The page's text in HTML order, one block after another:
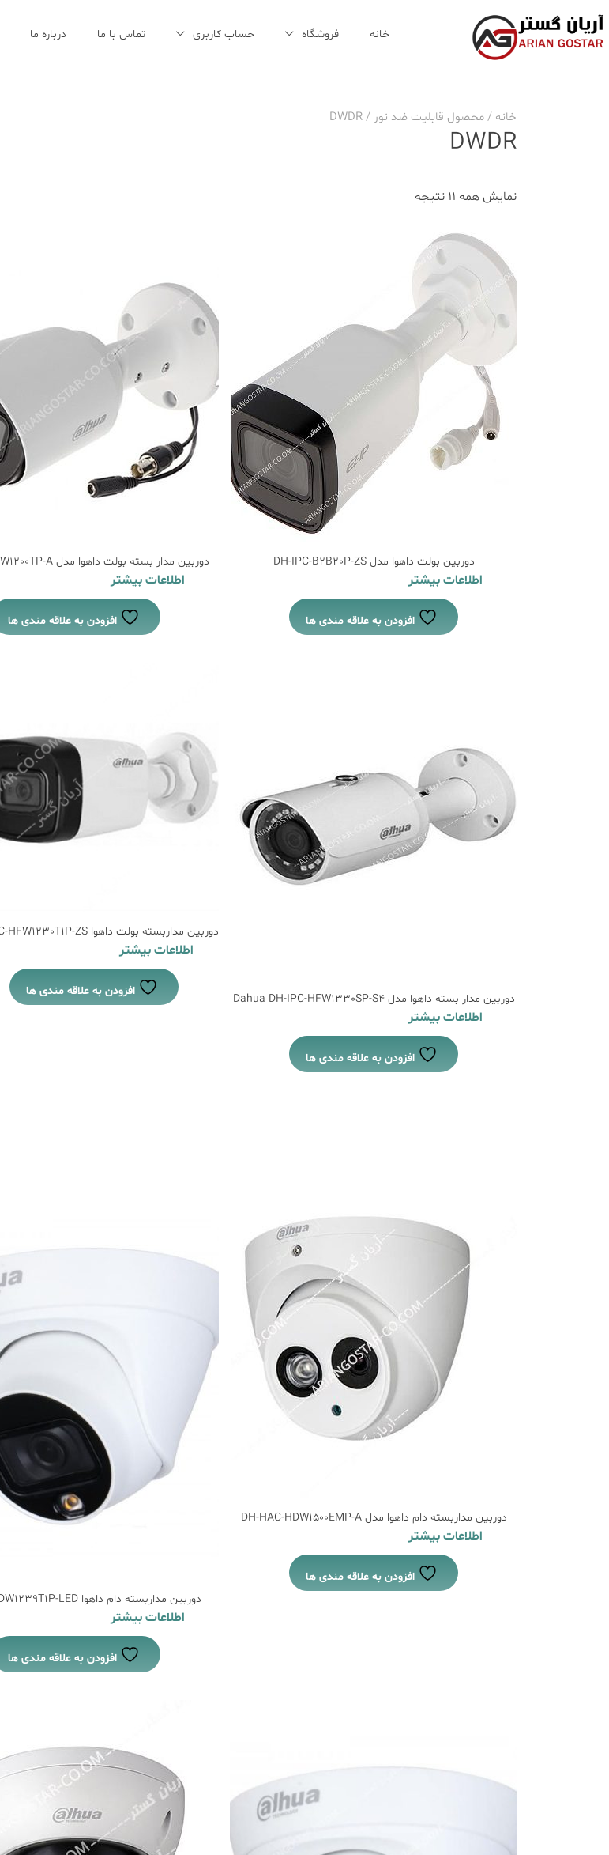
to
content
خانه فروشگاه حساب کاربری تماس با ما درباره ما
خانه / محصول قابلیت ضد نور / DWDR
DWDR
نمایش همه 11 نتیجه
دوربین بولت داهوا مدل DH-IPC-B2B20P-ZS
اطلاعات بیشتر
افزودن به علاقه مندی ها
دوربین مدار بسته بولت داهوا مدل DH-HAC-HFW1200TP-A
اطلاعات بیشتر
افزودن به علاقه مندی ها
دوربین مدار بسته داهوا مدل Dahua DH-IPC-HFW1330SP-S4
اطلاعات بیشتر
افزودن به علاقه مندی ها
دوربین مداربسته بولت داهوا DH-IPC-HFW1230T1P-ZS
اطلاعات بیشتر
افزودن به علاقه مندی ها
دوربین مداربسته دام داهوا مدل DH-HAC-HDW1500EMP-A
اطلاعات بیشتر
افزودن به علاقه مندی ها
دوربین مداربسته دام داهوا DH-IPC-HDW1239T1P-LED
اطلاعات بیشتر
افزودن به علاقه مندی ها